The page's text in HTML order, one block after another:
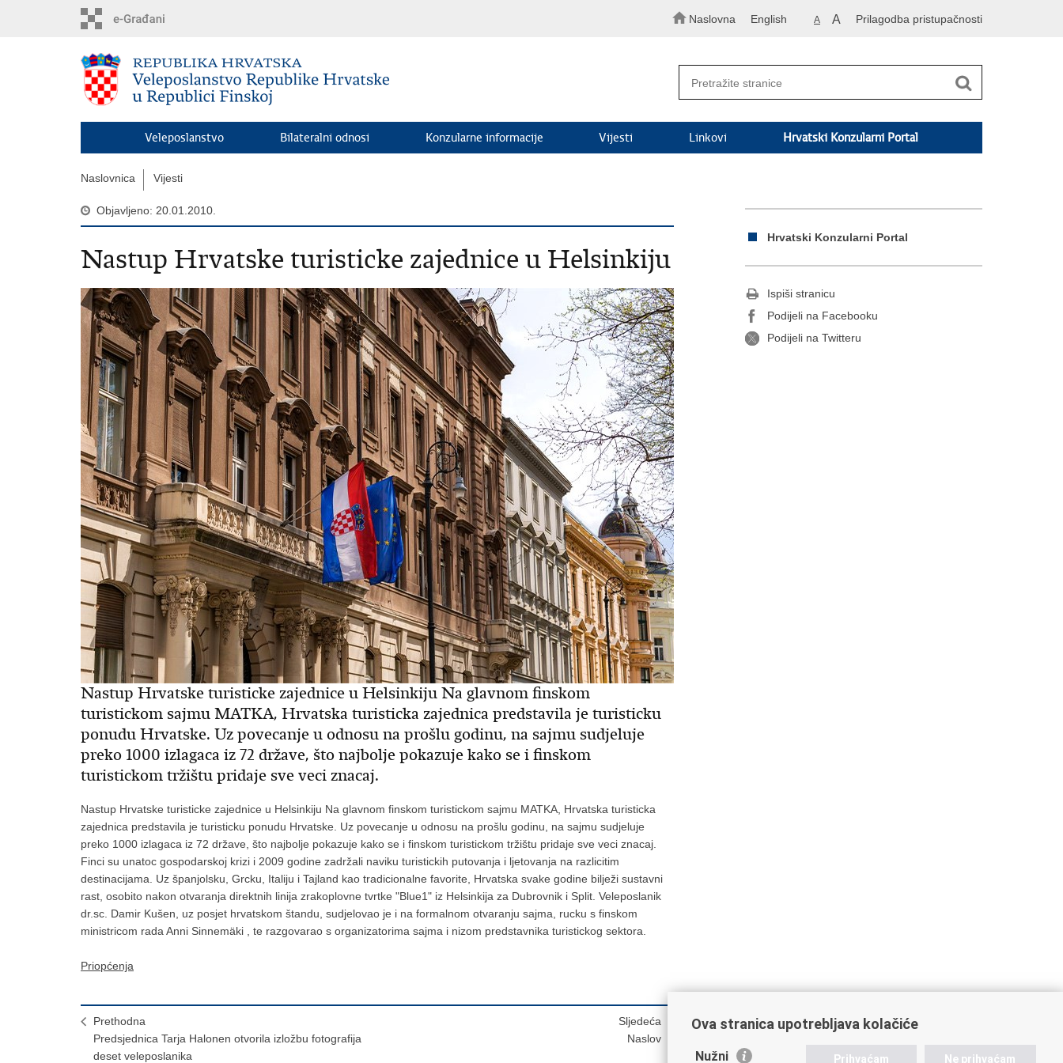
Naslovna English A A Prilagodba pristupačnosti
Veleposlanstvo Bilateralni odnosi Konzularne informacije Vijesti Linkovi Hrvatski Konzularni Portal
Naslovnica Vijesti
Objavljeno: 20.01.2010.
Nastup Hrvatske turisticke zajednice u Helsinkiju
Nastup Hrvatske turisticke zajednice u Helsinkiju Na glavnom finskom
turistickom sajmu MATKA, Hrvatska turisticka zajednica predstavila je turisticku
ponudu Hrvatske. Uz povecanje u odnosu na prošlu godinu, na sajmu sudjeluje
preko 1000 izlagaca iz 72 države, što najbolje pokazuje kako se i finskom
turistickom tržištu pridaje sve veci znacaj.
Nastup Hrvatske turisticke zajednice u Helsinkiju Na glavnom finskom turistickom sajmu MATKA, Hrvatska turisticka
zajednica predstavila je turisticku ponudu Hrvatske. Uz povecanje u odnosu na prošlu godinu, na sajmu sudjeluje
preko 1000 izlagaca iz 72 države, što najbolje pokazuje kako se i finskom turistickom tržištu pridaje sve veci znacaj.
Finci su unatoc gospodarskoj krizi i 2009 godine zadržali naviku turistickih putovanja i ljetovanja na razlicitim
destinacijama. Uz španjolsku, Grcku, Italiju i Tajland kao tradicionalne favorite, Hrvatska svake godine bilježi sustavni
rast, osobito nakon otvaranja direktnih linija zrakoplovne tvrtke "Blue1" iz Helsinkija za Dubrovnik i Split. Veleposlanik
dr.sc. Damir Kušen, uz posjet hrvatskom štandu, sudjelovao je i na formalnom otvaranju sajma, rucku s finskom
ministricom rada Anni Sinnemäki , te razgovarao s organizatorima sajma i nizom predstavnika turistickog sektora.
Priopćenja
Prethodna
Predsjednica Tarja Halonen otvorila izložbu fotografija
deset veleposlanika
Sljedeća
Naslov
Hrvatski Konzularni Portal
Ispiši stranicu
Podijeli na Facebooku
Podijeli na Twitteru
Ova stranica upotrebljava kolačiće
Nužni Prihvaćam Ne prihvaćam